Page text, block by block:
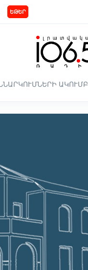
ԵԹԵՐ
ԱԿՈՒՄԲ